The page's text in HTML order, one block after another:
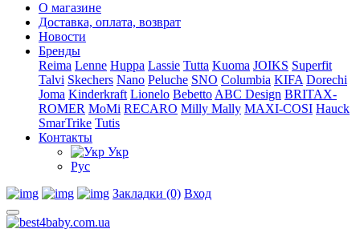
О магазине
Доставка, оплата, возврат
Новости
Бренды
Reima Lenne Huppa Lassie Tutta Kuoma JOIKS Superfit
Talvi Skechers Nano Peluche SNO Columbia KIFA Dorechi
Joma Kinderkraft Lionelo Bebetto ABC Design BRITAX-
ROMER MoMi RECARO Milly Mally MAXI-COSI Hauck
SmarTrike Tutis
Контакты
Укр
Рус
Закладки (0) Вход